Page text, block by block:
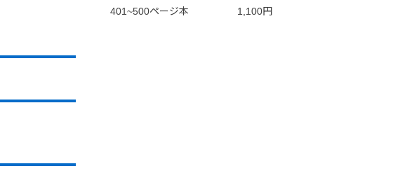
401~500ページ本
1,100円